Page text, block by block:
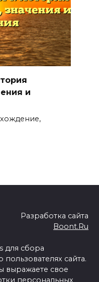
и
Разработка сайта
Boont.Ru
для сбора
сайта.
выражаете свое
персональных